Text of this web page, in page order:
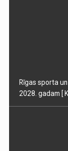
Rīgas sporta
2028. gadam [